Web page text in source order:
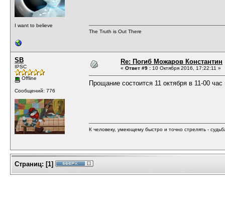
I want to believe
The Truth is Out There
SB
IPSC
Offline
Сообщений: 776
Re: Погиб Можаров Константин
« Ответ #9 : 10 Октября 2016, 17:22:11 »
Прощание состоится 11 октября в 11-00
К человеку, умеющему быстро и точно стрелять -
Страниц: [1]